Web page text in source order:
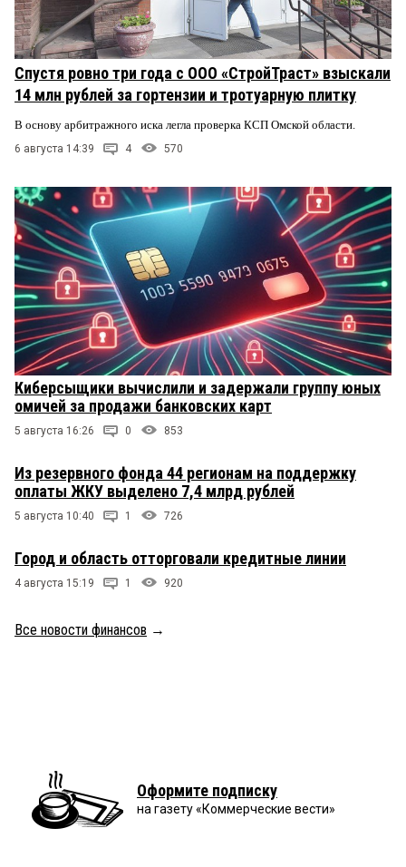
Спустя ровно три года с ООО «СтройТраст» взыскали
14 млн рублей за гортензии и тротуарную плитку
В основу арбитражного иска легла проверка КСП Омской области.
6 августа 14:39 4 570
Киберсыщики вычислили и задержали группу юных
омичей за продажи банковских карт
5 августа 16:26 0 853
Из резервного фонда 44 регионам на поддержку
оплаты ЖКУ выделено 7,4 млрд рублей
5 августа 10:40 1 726
Город и область отторговали кредитные линии
4 августа 15:19 1 920
Все новости финансов →
Оформите подписку
на газету «Коммерческие вести»